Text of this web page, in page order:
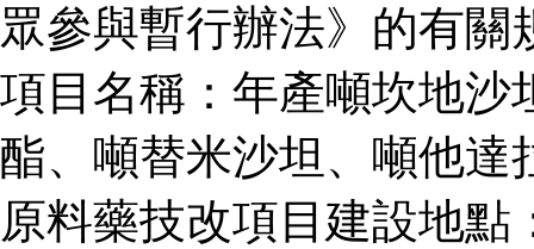
眾參與暫行辦法》的有
項目名稱：年產噸坎地沙
酯、噸替米沙坦、噸他達
原料藥技改項目建設地